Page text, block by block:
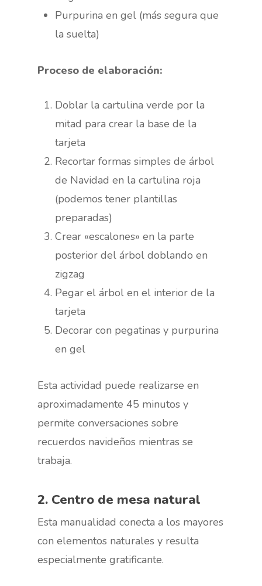
Purpurina en gel (más segura que
la suelta)
Proceso de elaboración:
Doblar la cartulina verde por la
mitad para crear la base de la
tarjeta
Recortar formas simples de árbol
de Navidad en la cartulina roja
(podemos tener plantillas
preparadas)
Crear «escalones» en la parte
posterior del árbol doblando en
zigzag
Pegar el árbol en el interior de la
tarjeta
Decorar con pegatinas y purpurina
en gel
Esta actividad puede realizarse en
aproximadamente 45 minutos y
permite conversaciones sobre
recuerdos navideños mientras se
trabaja.
2. Centro de mesa natural
Esta manualidad conecta a los mayores
con elementos naturales y resulta
especialmente gratificante.